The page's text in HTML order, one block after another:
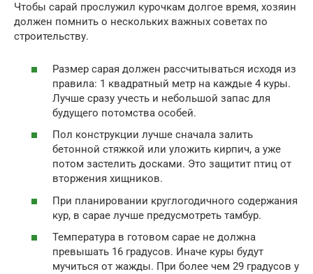
Чтобы сарай прослужил курочкам долгое время, хозяин
должен помнить о нескольких важных советах по
строительству.
Размер сарая должен рассчитываться исходя из
правила: 1 квадратный метр на каждые 4 куры.
Лучше сразу учесть и небольшой запас для
будущего потомства особей.
Пол конструкции лучше сначала залить
бетонной стяжкой или уложить кирпич, а уже
потом застелить досками. Это защитит птиц от
вторжения хищников.
При планировании круглогодичного содержания
кур, в сарае лучше предусмотреть тамбур.
Температура в готовом сарае не должна
превышать 16 градусов. Иначе куры будут
мучиться от жажды. При более чем 29 градусов у